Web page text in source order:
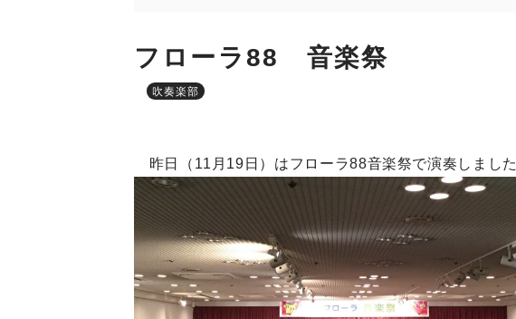
フローラ88 音楽祭
吹奏楽部
昨日（11月19日）はフローラ88音楽祭で演奏しました